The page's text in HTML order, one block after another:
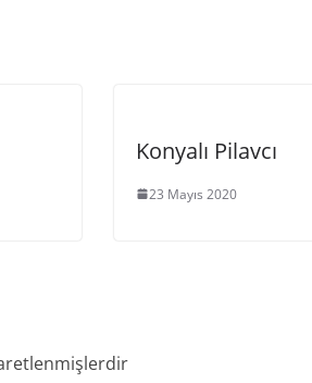
Konyalı Pilavcı
23 Mayıs 2020